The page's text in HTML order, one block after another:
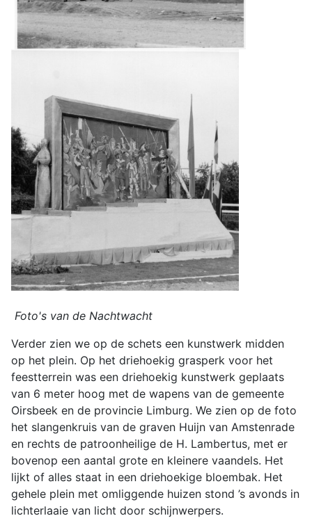
Foto's van de Nachtwacht
Verder zien we op de schets een kunstwerk midden
op het plein. Op het driehoekig grasperk voor het
feestterrein was een driehoekig kunstwerk geplaats
van 6 meter hoog met de wapens van de gemeente
Oirsbeek en de provincie Limburg. We zien op de foto
het slangenkruis van de graven Huijn van Amstenrade
en rechts de patroonheilige de H. Lambertus, met er
bovenop een aantal grote en kleinere vaandels. Het
lijkt of alles staat in een driehoekige bloembak. Het
gehele plein met omliggende huizen stond ’s avonds in
lichterlaaie van licht door schijnwerpers.